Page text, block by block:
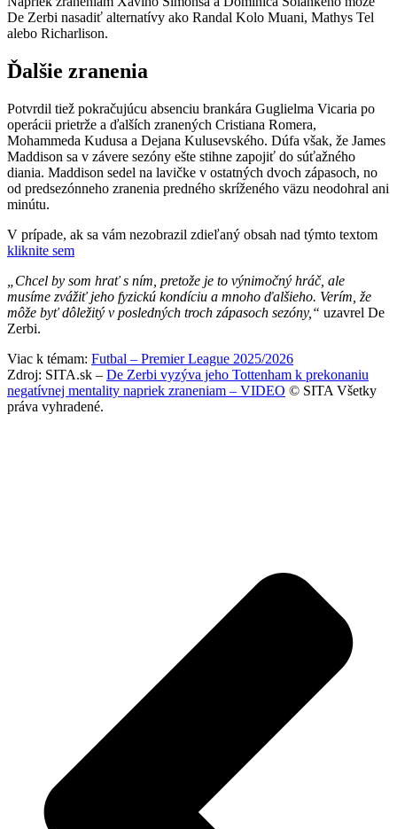
De Zerbi nasadiť alternatívy ako Randal Kolo Muani, Mathys Tel
alebo Richarlison.
Ďalšie zranenia
Potvrdil tiež pokračujúcu absenciu brankára Guglielma Vicaria po
operácii prietrže a ďalších zranených Cristiana Romera,
Mohammeda Kudusa a Dejana Kulusevského. Dúfa však, že James
Maddison sa v závere sezóny ešte stihne zapojiť do súťažného
diania. Maddison sedel na lavičke v ostatných dvoch zápasoch, no
od predsezónneho zranenia predného skríženého väzu neodohral ani
minútu.
V prípade, ak sa vám nezobrazil zdieľaný obsah nad týmto textom
kliknite sem
„Chcel by som hrať s ním, pretože je to výnimočný hráč, ale
musíme zvážiť jeho fyzickú kondíciu a mnoho ďalšieho. Verím, že
môže byť dôležitý v posledných troch zápasoch sezóny,“ uzavrel De
Zerbi.
Viac k témam: Futbal – Premier League 2025/2026
Zdroj: SITA.sk – De Zerbi vyzýva jeho Tottenham k prekonaniu
negatívnej mentality napriek zraneniam – VIDEO © SITA Všetky
práva vyhradené.